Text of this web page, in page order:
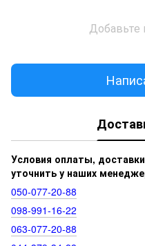
Условия оплаты,
уточнить у наших
050‑077‑20‑88
098‑991‑16‑22
063‑077‑20‑88